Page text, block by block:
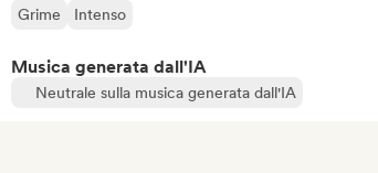
Grime Intenso
Musica generata dall'IA
Neutrale sulla musica generata dall'IA